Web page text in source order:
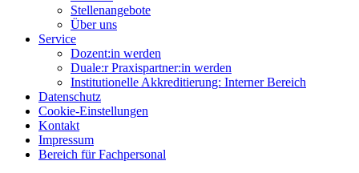
Stellenangebote
Über uns
Service
Dozent:in werden
Duale:r Praxispartner:in werden
Institutionelle Akkreditierung: Interner Bereich
Datenschutz
Cookie-Einstellungen
Kontakt
Impressum
Bereich für Fachpersonal